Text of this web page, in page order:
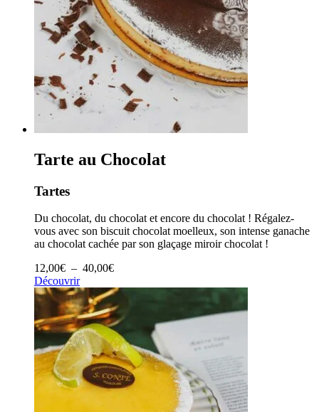
Tarte au Chocolat
Tartes
Du chocolat, du chocolat et encore du chocolat ! Régalez-
vous avec son biscuit chocolat moelleux, son intense ganache
au chocolat cachée par son glaçage miroir chocolat !
12,00€ – 40,00€Plage
prix :
12,00€
à
40,00€
Découvrir